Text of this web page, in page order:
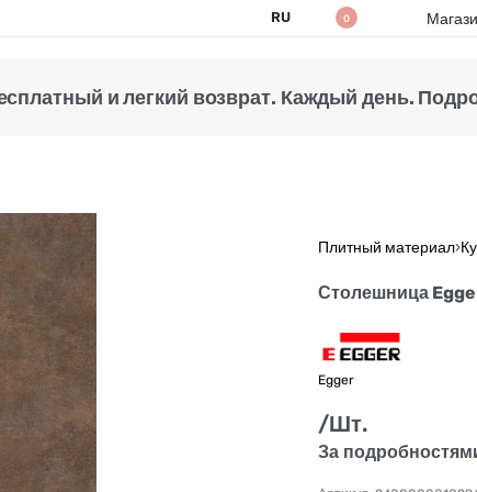
RU 0
и легкий возврат. Каждый день.
Плитный материал›
Столешница
Egger
/Шт.
За